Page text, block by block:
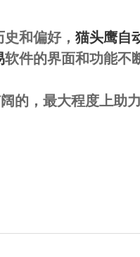
和偏好， 猫头鹰自
软件的界面和功能不
的，最大程度上助